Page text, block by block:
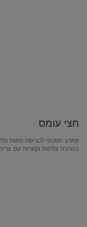
חצי עומס
פתרון חסכוני לכביסת פחות
בהרבה צלחות וקערות עם